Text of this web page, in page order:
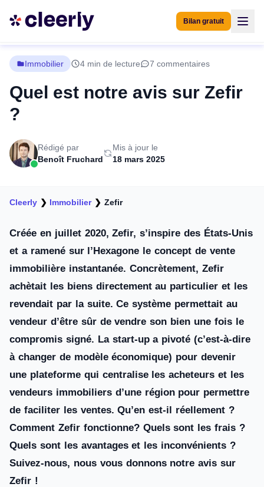
Bilan gratuit
Immobilier 4 min de lecture 7 commentaires
Quel est notre avis sur Zefir
?
Rédigé par
Benoît Fruchard
Mis à jour le
18 mars 2025
Cleerly ❯ Immobilier❯ Zefir
Créée en juillet 2020, Zefir, s’inspire des États-Unis
et a ramené sur l’Hexagone le concept de vente
immobilière instantanée. Concrètement, Zefir
achètait les biens directement au particulier et les
revendait par la suite. Ce système permettait au
vendeur d’être sûr de vendre son bien une fois le
compromis signé. La start-up a pivoté (c’est-à-dire
à changer de modèle économique) pour devenir
une plateforme qui centralise les acheteurs et les
vendeurs immobiliers d’une région pour permettre
de faciliter les ventes. Qu’en est-il réellement ?
Comment Zefir fonctionne? Quels sont les frais ?
Quels sont les avantages et les inconvénients ?
Suivez-nous, nous vous donnons notre avis sur
Zefir !